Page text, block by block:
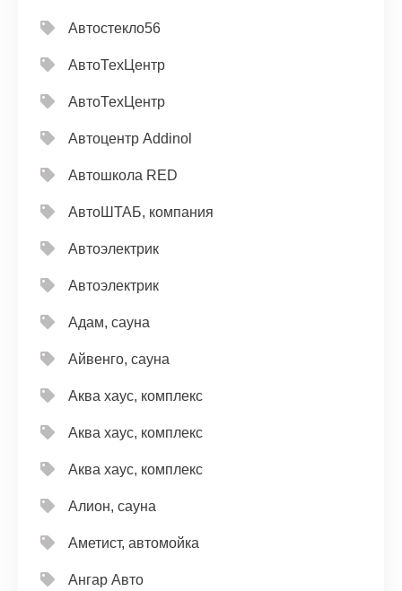
Автостекло56
АвтоТехЦентр
АвтоТехЦентр
Автоцентр Addinol
Автошкола RED
АвтоШТАБ, компания
Автоэлектрик
Автоэлектрик
Адам, сауна
Айвенго, сауна
Аква хаус, комплекс
Аква хаус, комплекс
Аква хаус, комплекс
Алион, сауна
Аметист, автомойка
Ангар Авто